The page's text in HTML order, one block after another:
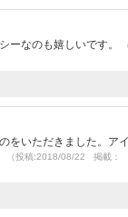
ーなのも嬉しいです。
をいただきました。ア
（投稿:2018/08/22 掲載：